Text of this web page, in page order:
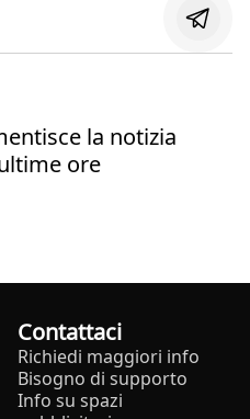
la notizia
ore
Contattaci
Richiedi maggiori info
Bisogno di supporto
Info su spazi